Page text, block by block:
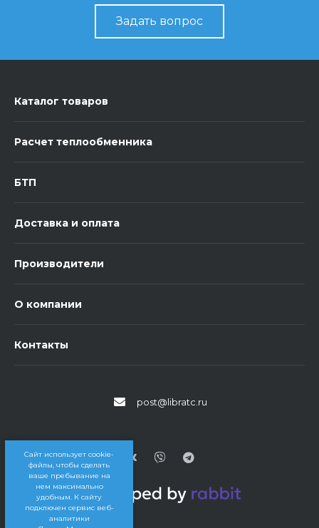
Сайт использует cookie-
файлы, чтобы сделать
ваше пребывание на
нем максимально
удобным. К cайту
подключен сервис веб-
аналитики
Задать вопрос
Каталог товаров
Расчет теплообменника
БТП
Доставка и оплата
Производители
О компании
Контакты
post@libratc.ru